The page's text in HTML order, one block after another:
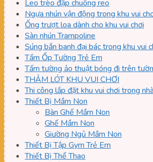
Leo trèo đập chuông reo
Ngựa nhún vận động trong khu vui
Ống trượt loa dành cho khu vui chơi
Sàn nhún Trampoline
Súng bắn banh đại bác trong khu vui
Tấm Ốp Tường Trẻ Em
Tấm tường ảo thuật bóng đi trên
THẢM LÓT KHU VUI CHƠI
Thi công lắp đặt khu vui chơi trong nhà
Thiết Bị Mầm Non
Bàn Ghế Mầm Non
Ghế Mầm Non
Giường Ngủ Mầm Non
Thiết Bị Tập Gym Trẻ Em
Thiết Bị Thể Thao